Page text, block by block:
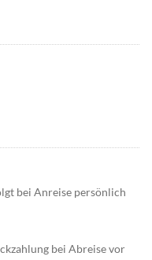
bei Anreise persönlich
bei Abreise vor